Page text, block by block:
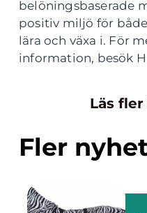
belöningsbaserade
positiv miljö för
lära och växa i. För
information, besök
Läs
Fler